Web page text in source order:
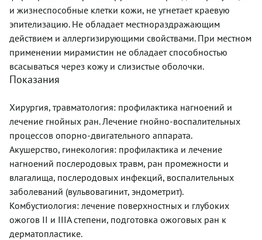
и жизнеспособные клетки кожи, не угнетает краевую
эпителизацию. Не обладает местнораздражающим
действием и аллергизирующими свойствами. При местном
применении мирамистин не обладает способностью
всасываться через кожу и слизистые оболочки.
Показания
Хирургия, травматология: профилактика нагноений и
лечение гнойных ран. Лечение гнойно-воспалительных
процессов опорно-двигательного аппарата.
Акушерство, гинекология: профилактика и лечение
нагноений послеродовых травм, ран промежности и
влагалища, послеродовых инфекций, воспалительных
заболеваний (вульвовагинит, эндометрит).
Комбустиология: лечение поверхностных и глубоких
ожогов II и IIIA степени, подготовка ожоговых ран к
дерматопластике.